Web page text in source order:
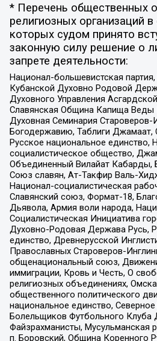
* Перечень общественных
религиозных организаций
которых судом принято
законную силу решение о
запрете деятельности:
Национал-большевистская
Кубанской Духовно Родовой
Духовного Управления
Славянская Община Капища Веды
Духовная Семинария Староверов-
Богодержавию, Таблиги Джамаат,
Русское национальное единство,
социалистическое общество,
Объединенный Вилайат Кабарды,
Союз славян, Ат-Такфир Валь-
Национал-социалистическая
Славянский союз, Формат-18,
Дьявола, Армия воли народа,
Социалистическая Инициатива
Духовно-Родовая Держава Русь,
единство, Древнерусской
Православных Староверов-
общенациональный союз,
иммиграции, Кровь и Честь, О
религиозных объединениях,
общественного политического
национальное единство, Северное
Болельщиков Футбольного Клуба
Файзрахманисты, Мусульманская
п. Боровский, Община Коренного